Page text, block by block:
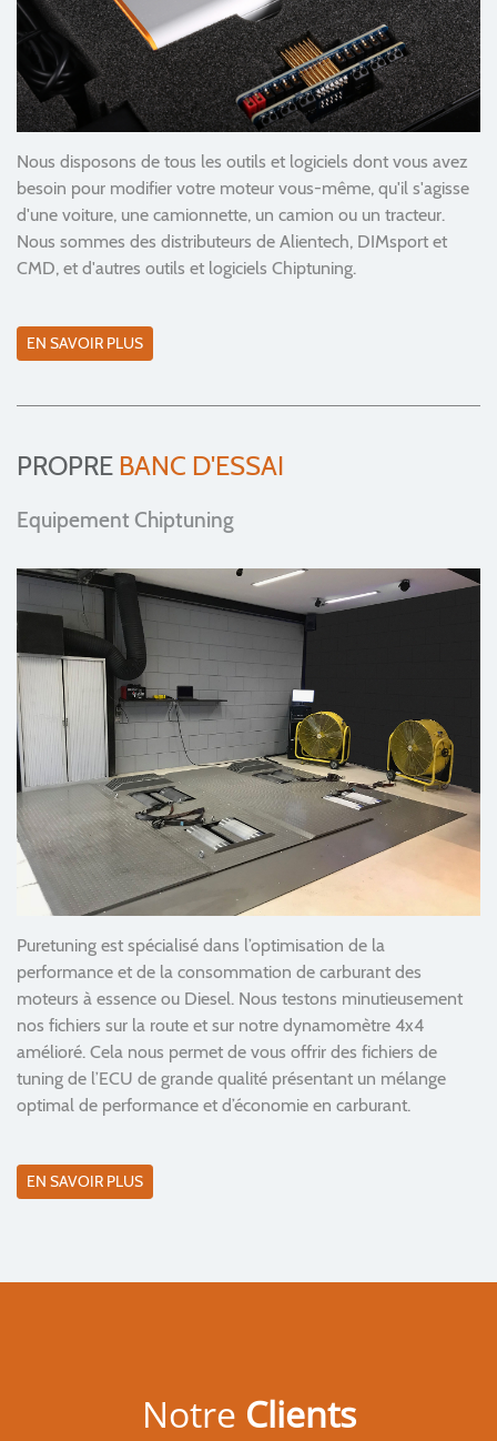
Nous disposons de tous les outils et logiciels dont vous avez
besoin pour modifier votre moteur vous-même, qu'il s'agisse
d'une voiture, une camionnette, un camion ou un tracteur.
Nous sommes des distributeurs de Alientech, DIMsport et
CMD, et d'autres outils et logiciels Chiptuning.
EN SAVOIR PLUS
PROPRE BANC D'ESSAI
Equipement Chiptuning
Puretuning est spécialisé dans l’optimisation de la
performance et de la consommation de carburant des
moteurs à essence ou Diesel. Nous testons minutieusement
nos fichiers sur la route et sur notre dynamomètre 4x4
amélioré. Cela nous permet de vous offrir des fichiers de
tuning de l’ECU de grande qualité présentant un mélange
optimal de performance et d’économie en carburant.
EN SAVOIR PLUS
Notre Clients